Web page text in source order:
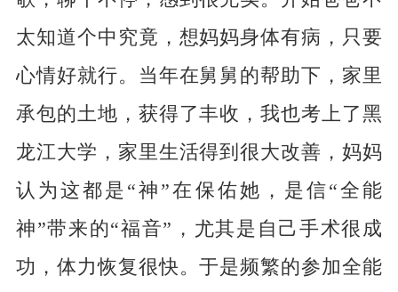
太知道个中究竟，想妈妈身体有病，只要
心情好就行。当年在舅舅的帮助下，家里
承包的土地，获得了丰收，我也考上了黑
龙江大学，家里生活得到很大改善，妈妈
认为这都是“神”在保佑她，是信“全能
神”带来的“福音”，尤其是自己手术很成
功，体力恢复很快。于是频繁的参加全能